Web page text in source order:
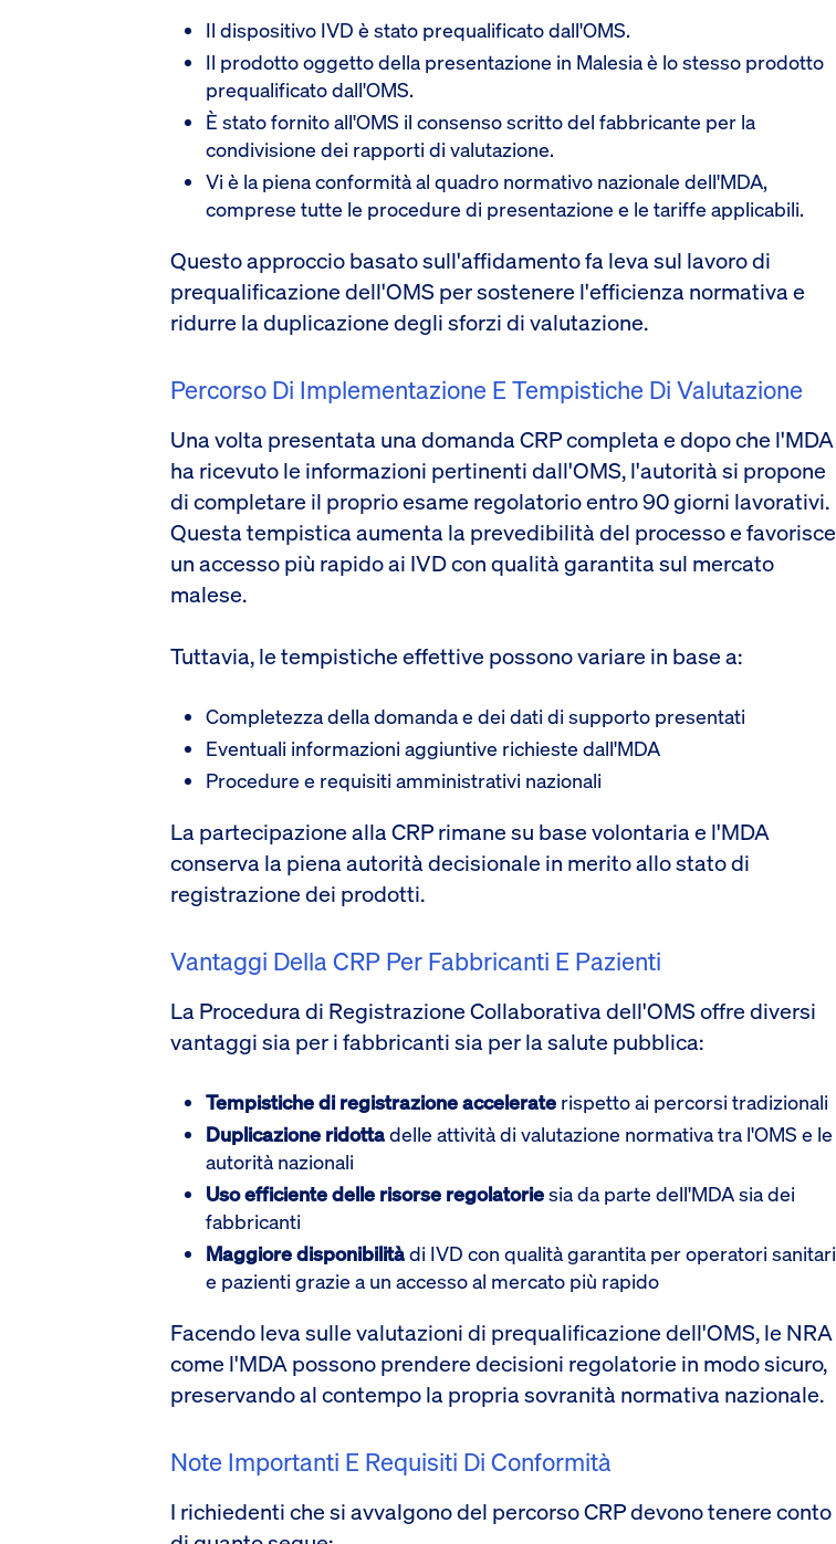
Il dispositivo IVD è stato prequalificato dall'OMS.
Il prodotto oggetto della presentazione in Malesia è lo stesso prodotto
prequalificato dall'OMS.
È stato fornito all'OMS il consenso scritto del fabbricante per la
condivisione dei rapporti di valutazione.
Vi è la piena conformità al quadro normativo nazionale dell'MDA,
comprese tutte le procedure di presentazione e le tariffe applicabili.
Questo approccio basato sull'affidamento fa leva sul lavoro di
prequalificazione dell'OMS per sostenere l'efficienza normativa e
ridurre la duplicazione degli sforzi di valutazione.
Percorso Di Implementazione E Tempistiche Di Valutazione
Una volta presentata una domanda CRP completa e dopo che l'MDA
ha ricevuto le informazioni pertinenti dall'OMS, l'autorità si propone
di completare il proprio esame regolatorio entro 90 giorni lavorativi.
Questa tempistica aumenta la prevedibilità del processo e favorisce
un accesso più rapido ai IVD con qualità garantita sul mercato
malese.
Tuttavia, le tempistiche effettive possono variare in base a:
Completezza della domanda e dei dati di supporto presentati
Eventuali informazioni aggiuntive richieste dall'MDA
Procedure e requisiti amministrativi nazionali
La partecipazione alla CRP rimane su base volontaria e l'MDA
conserva la piena autorità decisionale in merito allo stato di
registrazione dei prodotti.
Vantaggi Della CRP Per Fabbricanti E Pazienti
La Procedura di Registrazione Collaborativa dell'OMS offre diversi
vantaggi sia per i fabbricanti sia per la salute pubblica:
Tempistiche di registrazione accelerate rispetto ai percorsi tradizionali
Duplicazione ridottadelle attività di valutazione normativa tra l'OMS e le
autorità nazionali
Uso efficiente delle risorse regolatoriesia da parte dell'MDA sia dei
fabbricanti
Maggiore disponibilitàdi IVD con qualità garantita per operatori sanitari
e pazienti grazie a un accesso al mercato più rapido
Facendo leva sulle valutazioni di prequalificazione dell'OMS, le NRA
come l'MDA possono prendere decisioni regolatorie in modo sicuro,
preservando al contempo la propria sovranità normativa nazionale.
Note Importanti E Requisiti Di Conformità
I richiedenti che si avvalgono del percorso CRP devono tenere conto